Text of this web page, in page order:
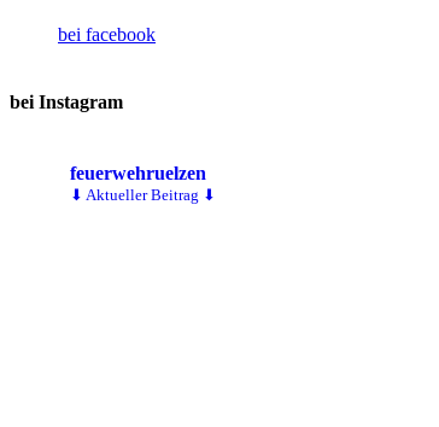
bei facebook
bei Instagram
feuerwehruelzen
⬇ Aktueller Beitrag ⬇